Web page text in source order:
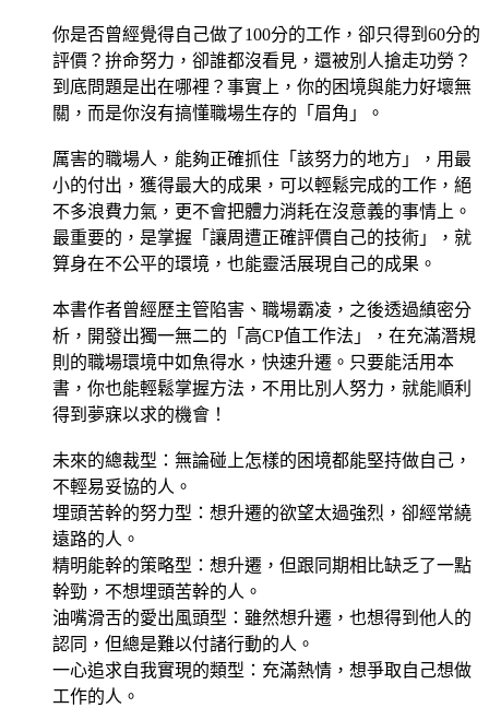
你是否曾經覺得自己做了100分的工作，卻只得到60分的
評價？拚命努力，卻誰都沒看見，還被別人搶走功勞？
到底問題是出在哪裡？事實上，你的困境與能力好壞無
關，而是你沒有搞懂職場生存的「眉角」。
厲害的職場人，能夠正確抓住「該努力的地方」，用最
小的付出，獲得最大的成果，可以輕鬆完成的工作，絕
不多浪費力氣，更不會把體力消耗在沒意義的事情上。
最重要的，是掌握「讓周遭正確評價自己的技術」，就
算身在不公平的環境，也能靈活展現自己的成果。
本書作者曾經歷主管陷害、職場霸凌，之後透過縝密分
析，開發出獨一無二的「高CP值工作法」，在充滿潛規
則的職場環境中如魚得水，快速升遷。只要能活用本
書，你也能輕鬆掌握方法，不用比別人努力，就能順利
得到夢寐以求的機會！
未來的總裁型：無論碰上怎樣的困境都能堅持做自己，
不輕易妥協的人。
埋頭苦幹的努力型：想升遷的欲望太過強烈，卻經常繞
遠路的人。
精明能幹的策略型：想升遷，但跟同期相比缺乏了一點
幹勁，不想埋頭苦幹的人。
油嘴滑舌的愛出風頭型：雖然想升遷，也想得到他人的
認同，但總是難以付諸行動的人。
一心追求自我實現的類型：充滿熱情，想爭取自己想做
工作的人。